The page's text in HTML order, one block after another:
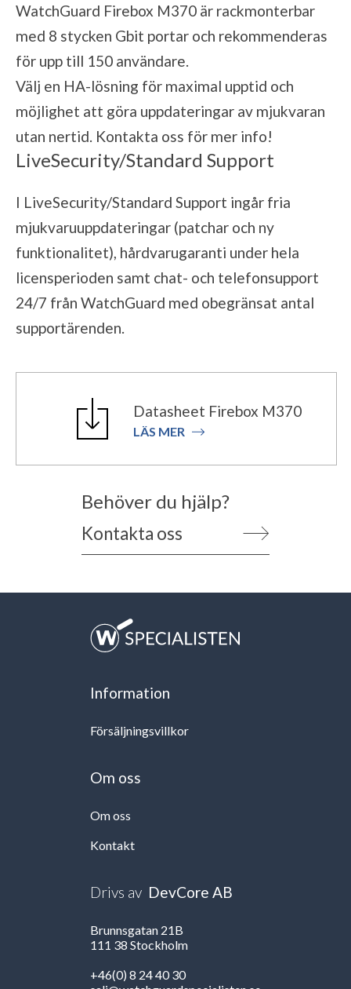
WatchGuard Firebox M370 är rackmonterbar
med 8 stycken Gbit portar och rekommenderas
för upp till 150 användare.
Välj en HA-lösning för maximal upptid och
möjlighet att göra uppdateringar av mjukvaran
utan nertid. Kontakta oss för mer info!
LiveSecurity/Standard Support
I LiveSecurity/Standard Support ingår fria
mjukvaruuppdateringar (patchar och ny
funktionalitet), hårdvarugaranti under hela
licensperioden samt chat- och telefonsupport
24/7 från WatchGuard med obegränsat antal
supportärenden.
Datasheet Firebox M370
LÄS MER
Behöver du hjälp?
Kontakta oss
Information
Försäljningsvillkor
Om oss
Om oss
Kontakt
Drivs av DevCore AB
Brunnsgatan 21B
111 38 Stockholm
+46(0) 8 24 40 30